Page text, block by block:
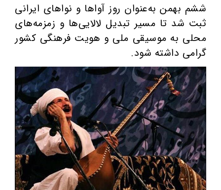
ششم بهمن به‌عنوان روز آواها و نواهای ایرانی
ثبت شد تا مسیر تبدیل لالایی‌ها و زمزمه‌های
محلی به موسیقی ملی و هویت فرهنگی کشور
گرامی داشته شود.